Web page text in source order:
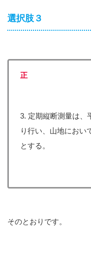
選択肢３
正
3. 定期縦断測量は、
り行い、山地におい
とする。
そのとおりです。